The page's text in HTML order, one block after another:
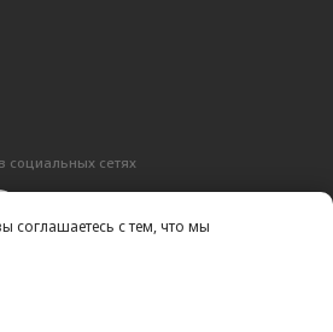
соглашаетесь с тем, что мы